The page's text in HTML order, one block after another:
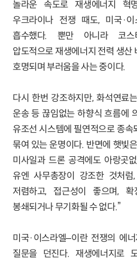
놀라운 속도로 재생에너지 혁
우크라이나 전쟁 때도, 미국·
흡수했다. 뿐만 아니라 코스
압도적으로 재생에너지 전력 생산
호명되며 부러움을 사는 중이다.
다시 한번 강조하지만, 화석연료
운송 등 끊임없는 하향식 흐름에
유조선 시스템에 필연적으로 종
묶여 있는 운명이다. 반면에 햇빛
미사일과 드론 공격에도 아랑곳
유엔 사무총장이 강조한 것처
저렴하고, 접근성이 좋으며, 확
봉쇄되거나 무기화될 수 없다.”
미국·이스라엘–이란 전쟁의 에
질문을 던진다. 재생에너지로